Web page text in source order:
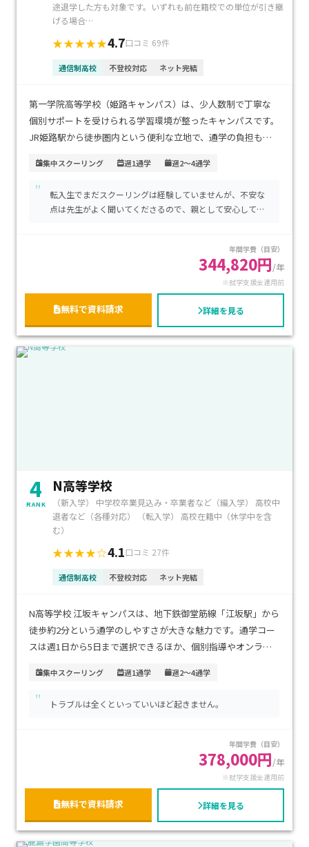
途退学した方も対象です。いずれも前在籍校での単位が引き継
げる場合…
★★★★★4.7口コミ 69件
通信制高校 不登校対応 ネット完結
第一学院高等学校（姫路キャンパス）は、少人数制で丁寧な
個別サポートを受けられる学習環境が整ったキャンパスです。
JR姫路駅から徒歩圏内という便利な立地で、通学の負担も少
活用で経済的な負担を軽減できます。自分のペースで学習を進
めたいお子さんや、進学・就職の両面でしっかりとサポート
を受けたい方におすすめです。安心感と通いやすさを兼ね備え
集中スクーリング 週1通学 週2～4通学
"
転入生でまだスクーリングは経験していませんが、不安な
点は先生がよく聞いてくださるので、親として安心してい
年間学費（目安）
344,820円/年
※就学支援金適用前
無料で資料請求 詳細を見る
4
RANK
N高等学校
（新入学） 中学校卒業見込み・卒業者など（編入学） 高校中
退者など（各種対応） （転入学） 高校在籍中（休学中を含
む）
★★★★☆4.1口コミ 27件
通信制高校 不登校対応 ネット完結
N高等学校 江坂キャンパスは、地下鉄御堂筋線「江坂駅」から
徒歩約2分という通学のしやすさが大きな魅力です。通学コー
スは週1日から5日まで選択できるほか、個別指導やオンライ
多彩な学習スタイルが用意されています。生徒一人ひとりの学
習ペースや目標に合わせた柔軟な教育が可能です。学費は通学
頻度によって異なりますが、就学支援制度の活用により負担
分野や創作活動に意欲のあるお子さま、自分のペースでじっく
り学びたい方におすすめのキャンパスです。
集中スクーリング 週1通学 週2～4通学
" トラブルは全くといっていいほど起きません。
年間学費（目安）
378,000円/年
※就学支援金適用前
無料で資料請求 詳細を見る